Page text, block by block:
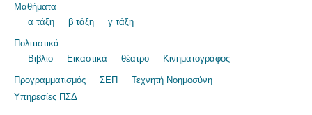
Μαθήματα
α τάξη
β τάξη γ τάξη
Πολιτιστικά
Βιβλίο
Εικαστικά θέατρο Κινηματογράφος
Προγραμματισμός ΣΕΠ
Τεχνητή Νοημοσύνη
Υπηρεσίες ΠΣΔ